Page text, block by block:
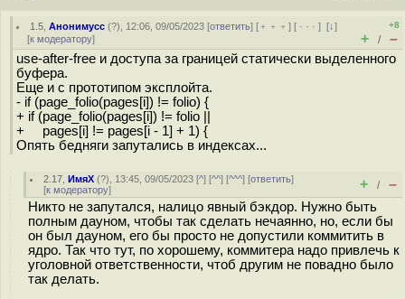
1.5 ,Анонимусс (?), 12:06, 09/05/2023 [ответить] [ ﹢﹢﹢] [ · · ·][↓]
[к модератору]
+8
+ / –
use-after-free и доступа за границей статически выделенного
буфера.
Еще и с прототипом эксплойта.
- if (page_folio(pages[i]) != folio) {
+ if (page_folio(pages[i]) != folio ||
+ pages[i] != pages[i - 1] + 1) {
Опять бедняги запутались в индексах...
2.17 ,ИмяХ (?), 13:45, 09/05/2023 [^] [^^] [^^^] [ответить]
[к модератору] + / –
Никто не запутался, налицо явный бэкдор. Нужно быть
полным дауном, чтобы так сделать нечаянно, но, если бы
он был дауном, его бы просто не допустили коммитить в
ядро. Так что тут, по хорошему, коммитера надо привлечь к
уголовной ответственности, чтоб другим не повадно было
так делать.